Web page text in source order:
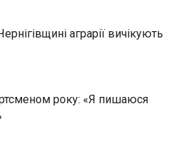
аграрії вичікують
року: «Я пишаюся